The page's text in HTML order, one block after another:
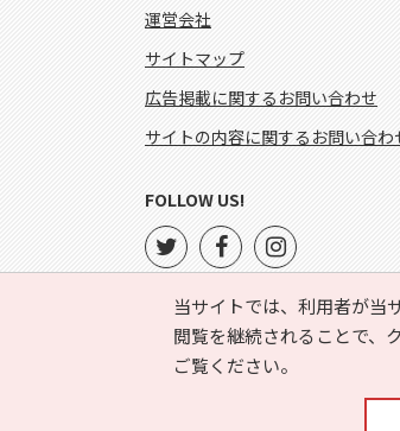
当サイトでは、利用者が当
閲覧を継続されることで、
ご覧ください。
運営会社
サイトマップ
広告掲載に関するお問い合わせ
サイトの内容に関するお問い合わ
FOLLOW US!